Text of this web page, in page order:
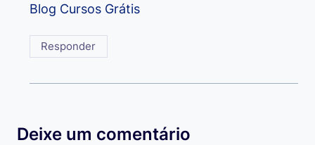
Blog Cursos Grátis
Responder
Deixe um comentário